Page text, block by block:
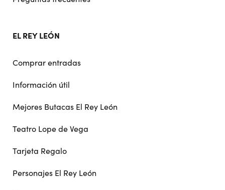
EL REY LEÓN
Comprar entradas
Información útil
Mejores Butacas El Rey León
Teatro Lope de Vega
Tarjeta Regalo
Personajes El Rey León